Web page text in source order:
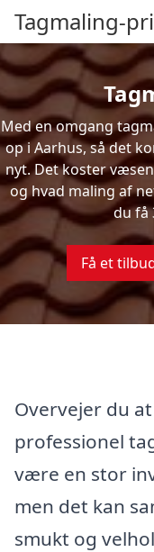
Tagmaling-
Med en omgang
op i Aarhus, så det
nyt. Det koster
og hvad maling af
du få
Få et
Overvejer du
professionel
være en stor
men det kan
smukt og